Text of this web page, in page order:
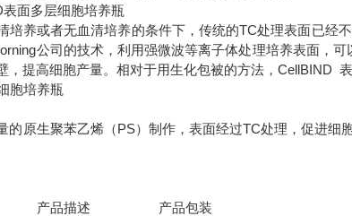
表面多层细胞培养瓶
培养或者无血清培养的条件下，传统的TC处理表面已经
公司的技术，利用强微波等离子体处理培养表面，
，提高细胞产量。相对于用生化包被的方法，CellBIND
胞培养瓶
的原生聚苯乙烯（PS）制作，表面经过TC处理，促进细
产品描述 产品包装